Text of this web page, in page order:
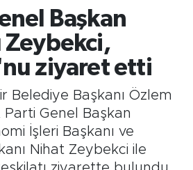
Başkan
Zeybekci,
ziyaret etti
Belediye Başkanı Özlem
Parti Genel Başkan
İşleri Başkanı ve
Nihat Zeybekci ile